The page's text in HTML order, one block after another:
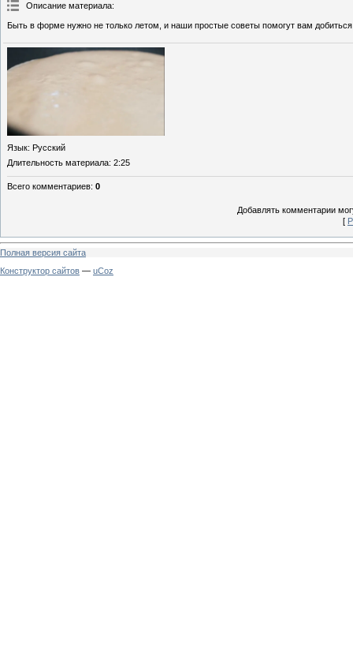
Описание материала:
Быть в форме нужно не только летом, и наши простые советы помогут вам добиться
Язык: Русский
Длительность материала: 2:25
Всего комментариев: 0
Добавлять комментарии
[
Полная версия сайта
Конструктор сайтов — uCoz